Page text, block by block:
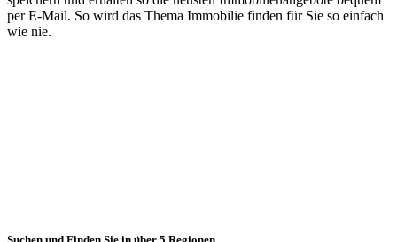
per E-Mail. So wird das Thema Immobilie finden für Sie so einfach
wie nie.